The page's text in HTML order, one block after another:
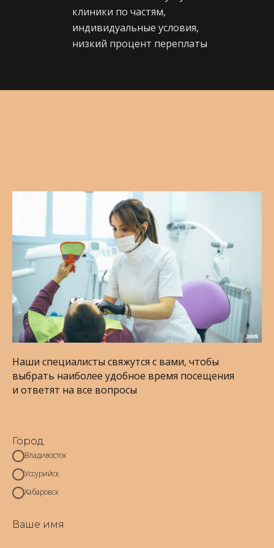
клиники по частям,
индивидуальные условия,
низкий процент переплаты
Наши специалисты свяжутся с вами, чтобы
выбрать наиболее удобное время посещения
и ответят на все вопросы
Город
Владивосток
Уссурийск
Хабаровск
Ваше имя